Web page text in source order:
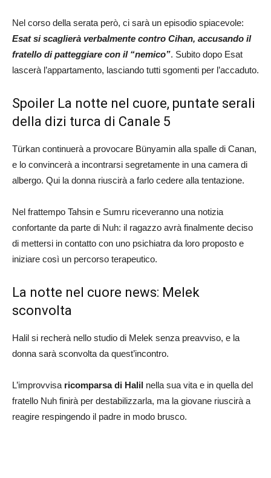
Nel corso della serata però, ci sarà un episodio spiacevole:
Esat si scaglierà verbalmente contro Cihan, accusando il
fratello di patteggiare con il “nemico”. Subito dopo Esat
lascerà l’appartamento, lasciando tutti sgomenti per l’accaduto.
Spoiler La notte nel cuore, puntate serali
della dizi turca di Canale 5
Türkan continuerà a provocare Bünyamin alla spalle di Canan,
e lo convincerà a incontrarsi segretamente in una camera di
albergo. Qui la donna riuscirà a farlo cedere alla tentazione.
Nel frattempo Tahsin e Sumru riceveranno una notizia
confortante da parte di Nuh: il ragazzo avrà finalmente deciso
di mettersi in contatto con uno psichiatra da loro proposto e
iniziare così un percorso terapeutico.
La notte nel cuore news: Melek
sconvolta
Halil si recherà nello studio di Melek senza preavviso, e la
donna sarà sconvolta da quest’incontro.
L’improvvisa ricomparsa di Halil nella sua vita e in quella del
fratello Nuh finirà per destabilizzarla, ma la giovane riuscirà a
reagire respingendo il padre in modo brusco.